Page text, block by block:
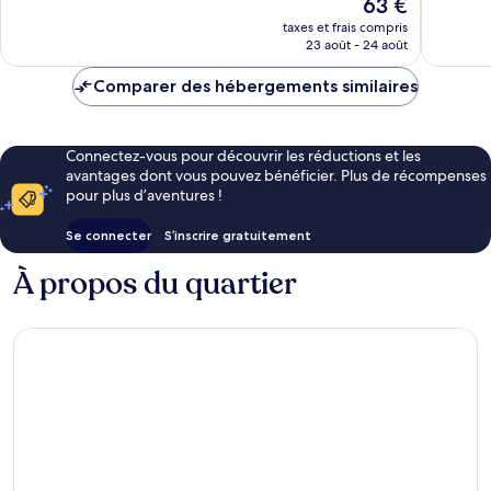
nouveau
prix
de
taxes et frais compris
23 août - 24 août
Comparer des hébergements similaires
Connectez-vous pour découvrir les réductions et les
avantages dont vous pouvez bénéficier. Plus de récompenses
pour plus d’aventures !
Se connecter S’inscrire gratuitement
À propos du quartier